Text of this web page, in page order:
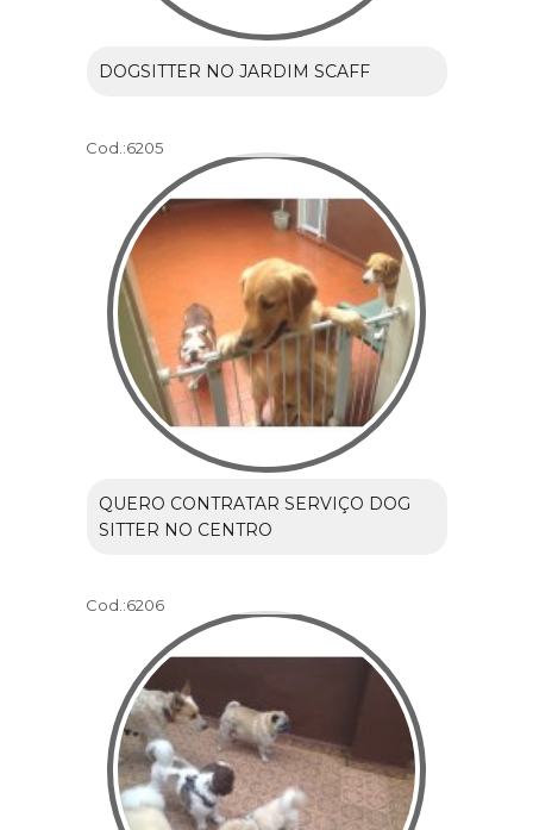
DOGSITTER NO JARDIM SCAFF
Cod.:6205
QUERO CONTRATAR SERVIÇO DOG
SITTER NO CENTRO
Cod.:6206